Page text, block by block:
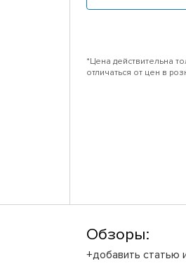
*Цена действительна
отличаться от цен в
Обзоры:
+добавить статью